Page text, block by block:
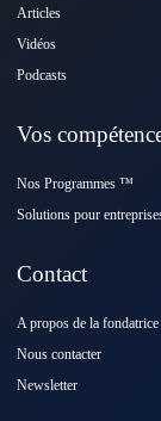
Articles
Vidéos
Podcasts
Vos
Nos Programmes ™️
Solutions pour
Contact
A propos de la fondatrice
Nous contacter
Newsletter